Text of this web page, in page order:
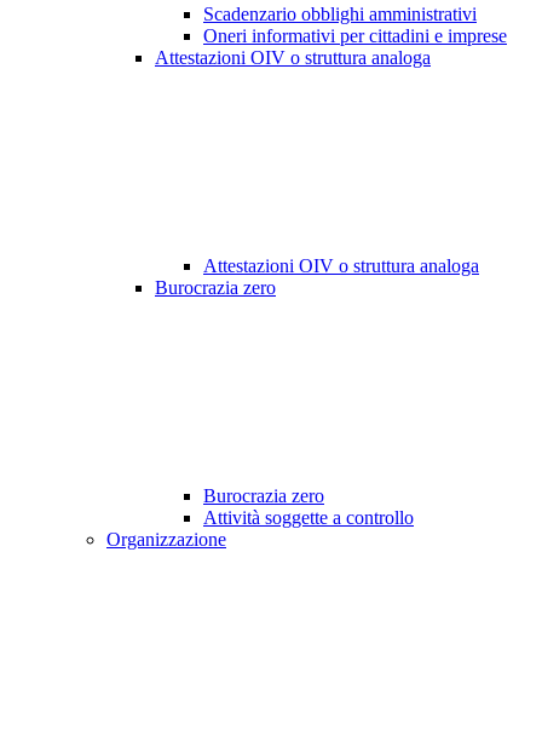
Scadenzario obblighi amministrativi
Oneri informativi per cittadini e imprese
Attestazioni OIV o struttura analoga
Attestazioni OIV o struttura analoga
Burocrazia zero
Burocrazia zero
Attività soggette a controllo
Organizzazione